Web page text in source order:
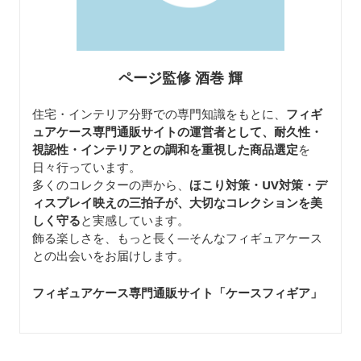
ページ監修 酒巻 輝
住宅・インテリア分野での専門知識をもとに、 フィギ
ュアケース専門通販サイトの運営者として、耐久性・
視認性・インテリアとの調和を重視した商品選定を
日々行っています。
多くのコレクターの声から、 ほこり対策・UV対策・デ
ィスプレイ映えの三拍子が、大切なコレクションを美
しく守ると実感しています。
飾る楽しさを、もっと長く—そんなフィギュアケース
との出会いをお届けします。
フィギュアケース専門通販サイト「ケースフィギア 」